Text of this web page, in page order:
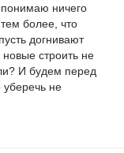
ничего
более, что
догнивают
строить не
И будем перед
уберечь не